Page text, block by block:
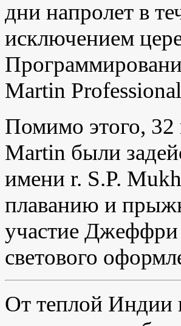
дни напролет в
исключением
Martin
Помимо этого, 32
Martin были
имени r. S.P.
плаванию и
участие
светового
От теплой Индии